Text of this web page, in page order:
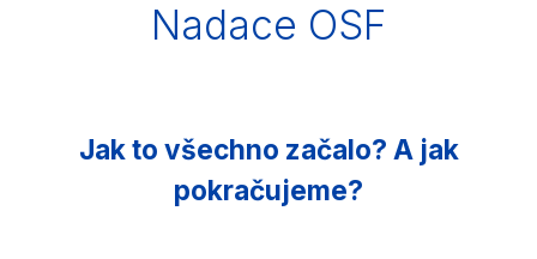
Nadace OSF
Jak to všechno začalo? A jak
pokračujeme?